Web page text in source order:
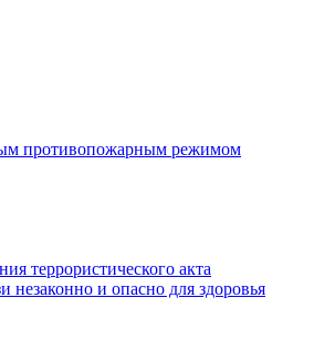
противопожарным режимом
террористического акта
и опасно для здоровья